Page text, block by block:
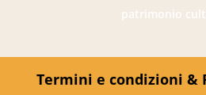
patrimonio
Termini e condizioni &